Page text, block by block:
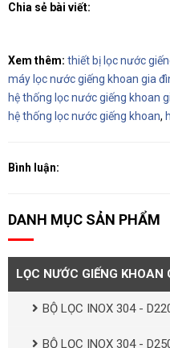
Chia sẻ bài viết:
Xem thêm: thiết bị lọc nước
máy lọc nước giếng khoan gia
hệ thống lọc nước giếng khoan
hệ thống lọc nước giếng khoan,
Bình luận:
DANH MỤC SẢN PHẨM
LỌC NƯỚC GIẾNG KHOAN
BỘ LỌC INOX 304 -
BỘ LỌC INOX 304 -